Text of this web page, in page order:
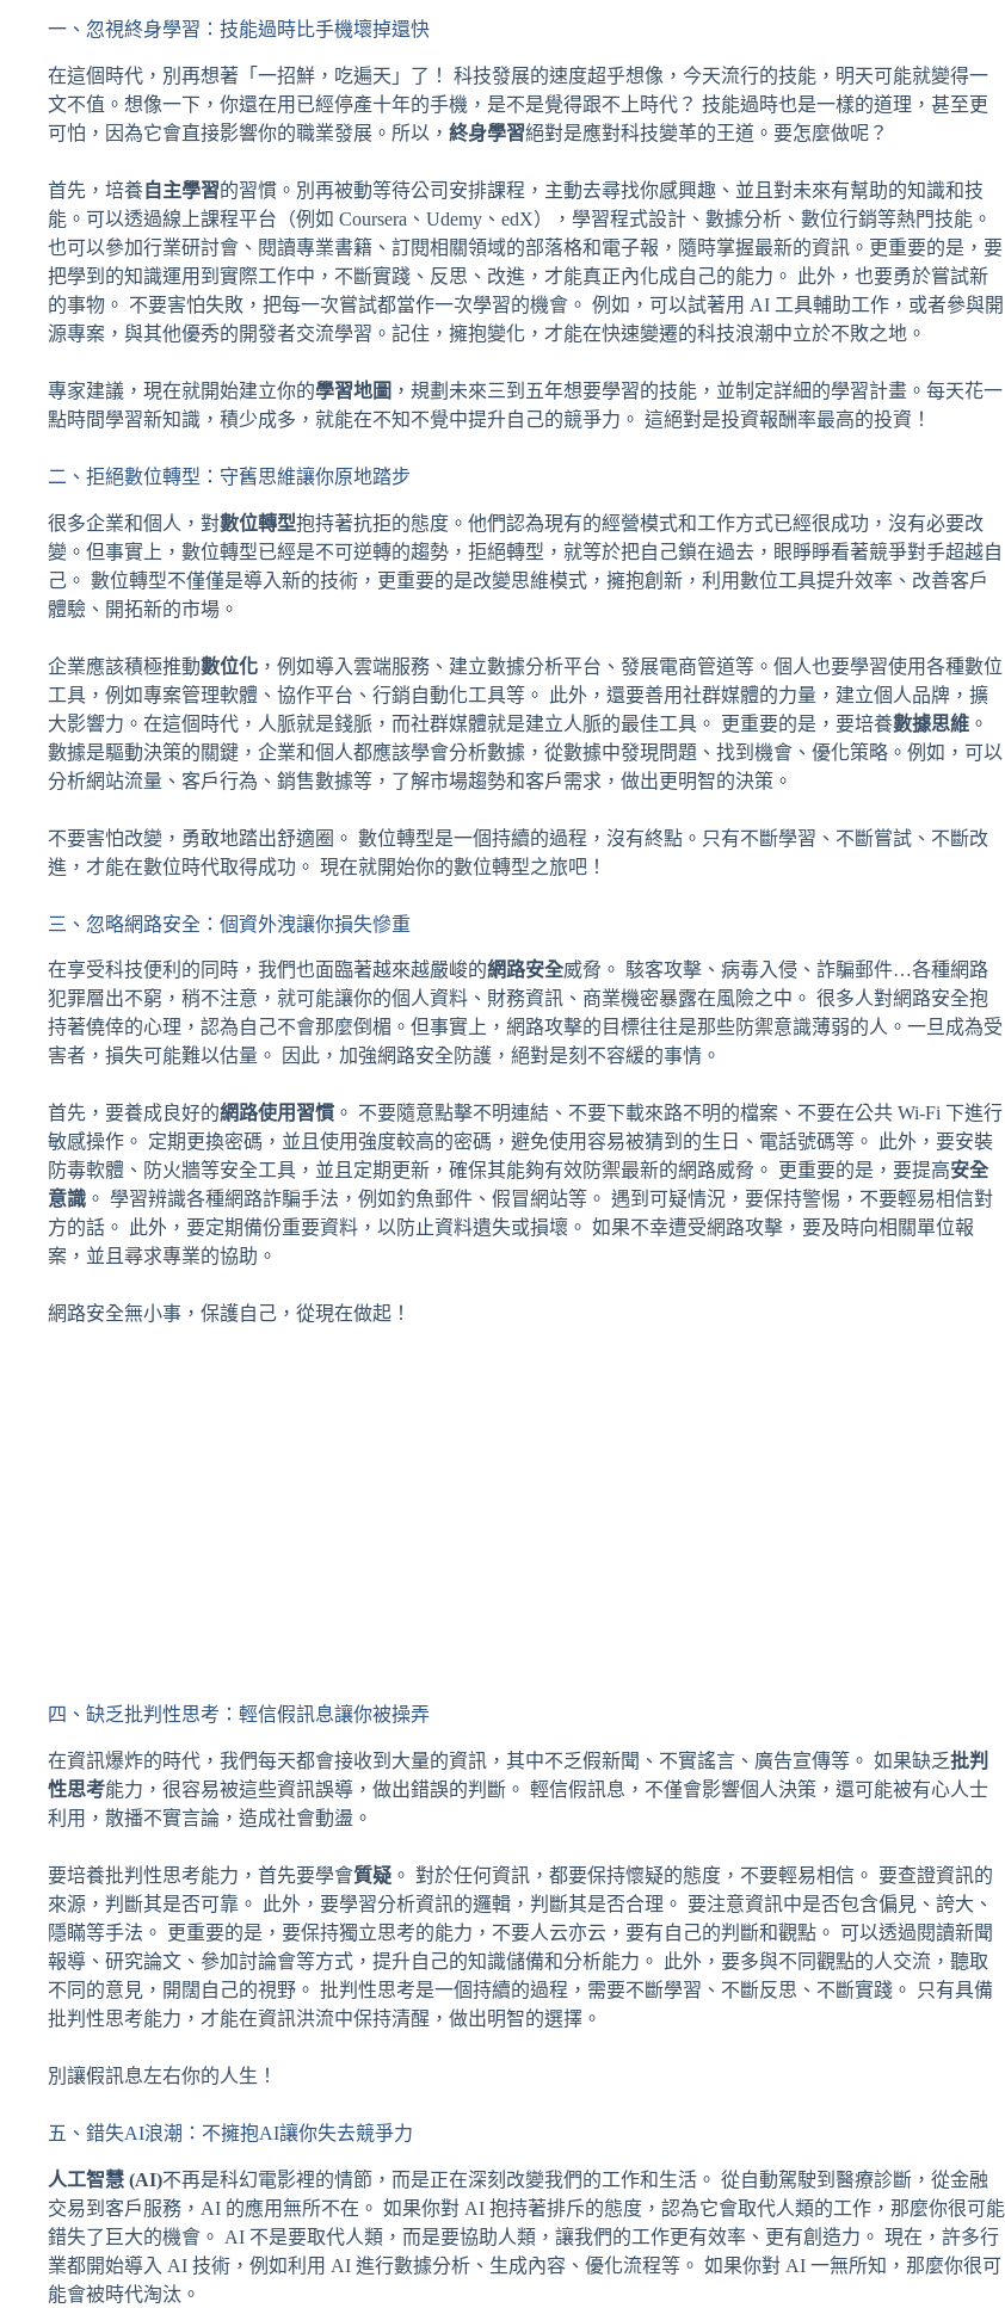
一、忽視終身學習：技能過時比手機壞掉還快
在這個時代，別再想著「一招鮮，吃遍天」了！ 科技發展的速度超乎想像，今天流行的技能，明天可能就變得一
文不值。想像一下，你還在用已經停產十年的手機，是不是覺得跟不上時代？ 技能過時也是一樣的道理，甚至更
可怕，因為它會直接影響你的職業發展。所以， 終身學習絕對是應對科技變革的王道。要怎麼做呢？
首先，培養自主學習的習慣。別再被動等待公司安排課程，主動去尋找你感興趣、並且對未來有幫助的知識和技
能。可以透過線上課程平台（例如 Coursera、Udemy、edX），學習程式設計、數據分析、數位行銷等熱門技能。
也可以參加行業研討會、閱讀專業書籍、訂閱相關領域的部落格和電子報，隨時掌握最新的資訊。更重要的是，要
把學到的知識運用到實際工作中，不斷實踐、反思、改進，才能真正內化成自己的能力。 此外，也要勇於嘗試新
的事物。 不要害怕失敗，把每一次嘗試都當作一次學習的機會。 例如，可以試著用 AI 工具輔助工作，或者參與開
源專案，與其他優秀的開發者交流學習。記住，擁抱變化，才能在快速變遷的科技浪潮中立於不敗之地。
專家建議，現在就開始建立你的學習地圖 ，規劃未來三到五年想要學習的技能，並制定詳細的學習計畫。每天花一
點時間學習新知識，積少成多，就能在不知不覺中提升自己的競爭力。 這絕對是投資報酬率最高的投資！
二、拒絕數位轉型：守舊思維讓你原地踏步
很多企業和個人，對數位轉型抱持著抗拒的態度。他們認為現有的經營模式和工作方式已經很成功，沒有必要改
變。但事實上，數位轉型已經是不可逆轉的趨勢，拒絕轉型，就等於把自己鎖在過去，眼睜睜看著競爭對手超越自
己。 數位轉型不僅僅是導入新的技術，更重要的是改變思維模式，擁抱創新，利用數位工具提升效率、改善客戶
體驗、開拓新的市場。
企業應該積極推動數位化 ，例如導入雲端服務、建立數據分析平台、發展電商管道等。個人也要學習使用各種數位
工具，例如專案管理軟體、協作平台、行銷自動化工具等。 此外，還要善用社群媒體的力量，建立個人品牌，擴
大影響力。在這個時代，人脈就是錢脈，而社群媒體就是建立人脈的最佳工具。 更重要的是，要培養數據思維 。
數據是驅動決策的關鍵，企業和個人都應該學會分析數據，從數據中發現問題、找到機會、優化策略。例如，可以
分析網站流量、客戶行為、銷售數據等，了解市場趨勢和客戶需求，做出更明智的決策。
不要害怕改變，勇敢地踏出舒適圈。 數位轉型是一個持續的過程，沒有終點。只有不斷學習、不斷嘗試、不斷改
進，才能在數位時代取得成功。 現在就開始你的數位轉型之旅吧！
三、忽略網路安全：個資外洩讓你損失慘重
在享受科技便利的同時，我們也面臨著越來越嚴峻的網路安全威脅。 駭客攻擊、病毒入侵、詐騙郵件…各種網路
犯罪層出不窮，稍不注意，就可能讓你的個人資料、財務資訊、商業機密暴露在風險之中。 很多人對網路安全抱
持著僥倖的心理，認為自己不會那麼倒楣。但事實上，網路攻擊的目標往往是那些防禦意識薄弱的人。一旦成為受
害者，損失可能難以估量。 因此，加強網路安全防護，絕對是刻不容緩的事情。
首先，要養成良好的網路使用習慣 。 不要隨意點擊不明連結、不要下載來路不明的檔案、不要在公共 Wi-Fi 下進行
敏感操作。 定期更換密碼，並且使用強度較高的密碼，避免使用容易被猜到的生日、電話號碼等。 此外，要安裝
防毒軟體、防火牆等安全工具，並且定期更新，確保其能夠有效防禦最新的網路威脅。 更重要的是，要提高安全
意識 。 學習辨識各種網路詐騙手法，例如釣魚郵件、假冒網站等。 遇到可疑情況，要保持警惕，不要輕易相信對
方的話。 此外，要定期備份重要資料，以防止資料遺失或損壞。 如果不幸遭受網路攻擊，要及時向相關單位報
案，並且尋求專業的協助。
網路安全無小事，保護自己，從現在做起！
四、缺乏批判性思考：輕信假訊息讓你被操弄
在資訊爆炸的時代，我們每天都會接收到大量的資訊，其中不乏假新聞、不實謠言、廣告宣傳等。 如果缺乏批判
性思考能力，很容易被這些資訊誤導，做出錯誤的判斷。 輕信假訊息，不僅會影響個人決策，還可能被有心人士
利用，散播不實言論，造成社會動盪。
要培養批判性思考能力，首先要學會質疑 。 對於任何資訊，都要保持懷疑的態度，不要輕易相信。 要查證資訊的
來源，判斷其是否可靠。 此外，要學習分析資訊的邏輯，判斷其是否合理。 要注意資訊中是否包含偏見、誇大、
隱瞞等手法。 更重要的是，要保持獨立思考的能力，不要人云亦云，要有自己的判斷和觀點。 可以透過閱讀新聞
報導、研究論文、參加討論會等方式，提升自己的知識儲備和分析能力。 此外，要多與不同觀點的人交流，聽取
不同的意見，開闊自己的視野。 批判性思考是一個持續的過程，需要不斷學習、不斷反思、不斷實踐。 只有具備
批判性思考能力，才能在資訊洪流中保持清醒，做出明智的選擇。
別讓假訊息左右你的人生！
五、錯失AI浪潮：不擁抱AI讓你失去競爭力
人工智慧 (AI)不再是科幻電影裡的情節，而是正在深刻改變我們的工作和生活。 從自動駕駛到醫療診斷，從金融
交易到客戶服務，AI 的應用無所不在。 如果你對 AI 抱持著排斥的態度，認為它會取代人類的工作，那麼你很可能
錯失了巨大的機會。 AI 不是要取代人類，而是要協助人類，讓我們的工作更有效率、更有創造力。 現在，許多行
業都開始導入 AI 技術，例如利用 AI 進行數據分析、生成內容、優化流程等。 如果你對 AI 一無所知，那麼你很可
能會被時代淘汰。